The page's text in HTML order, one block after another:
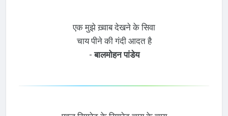
एक मुझे ख़्वाब देखने के सिवा
चाय पीने की गंदी आदत है
-बालमोहन पांडेय